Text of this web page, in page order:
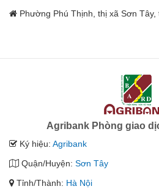
Phường Phú Thịnh, thị xã Sơn Tây,
Agribank Phòng giao
Ký hiệu: Agribank
Quận/Huyện: Sơn Tây
Tỉnh/Thành: Hà Nội